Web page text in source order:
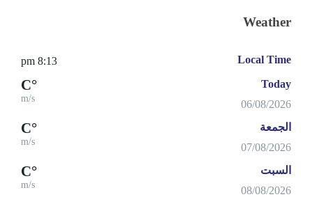
Weather
Local Time
8:13 pm
Today
06/08/2026
°C
m/s
الجمعة
07/08/2026
°C
m/s
السبت
08/08/2026
°C
m/s